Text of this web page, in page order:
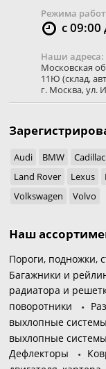
Режима
с 09:00
Наши адреса:
Московская
11Ю (склад,
г. Москва,ул.
Audi BMW Cadillac
Land Rover
Lexus
Volkswagen
Volvo
Наш
Пороги, подножки,
Багажники и
радиатора и
поворотники
выхлопные системы
выхлопные системы
Дефлекторы